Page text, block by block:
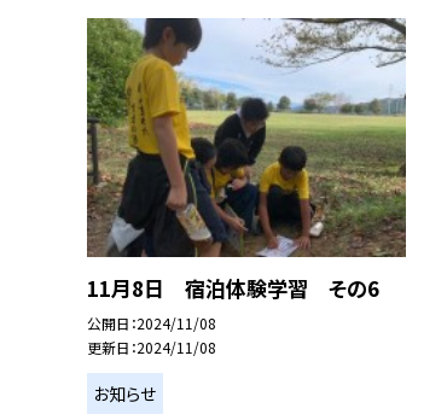
11月8日 宿泊体験学習 その6
公開日 2024/11/08
更新日 2024/11/08
お知らせ